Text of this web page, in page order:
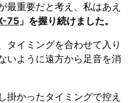
最重要だと考え、私はあえ
75 」を握り続けました。
タイミングを合わせて入り
いように遠方から足音を消
掛かったタイミングで控え